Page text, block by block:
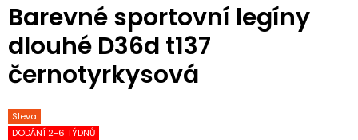
Barevné sportovní legíny
dlouhé D36d t137
černotyrkysová
Sleva
DODÁNÍ 2-6 TÝDNŮ